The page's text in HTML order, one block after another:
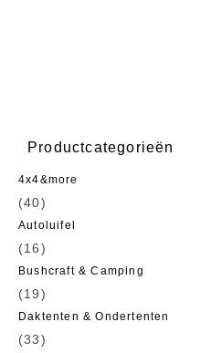
Productcategorieën
4x4&more
(40)
Autoluifel
(16)
Bushcraft & Camping
(19)
Daktenten & Ondertenten
(33)